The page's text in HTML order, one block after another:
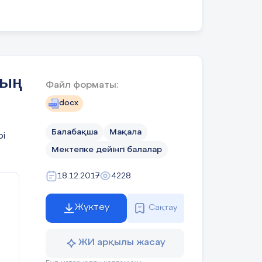
Файл форматы:
docx
Балабақша Мақала
Мектепке дейінгі балалар
18.12.2017 4228
Жүктеу Сақтау
ЖИ арқылы жасау